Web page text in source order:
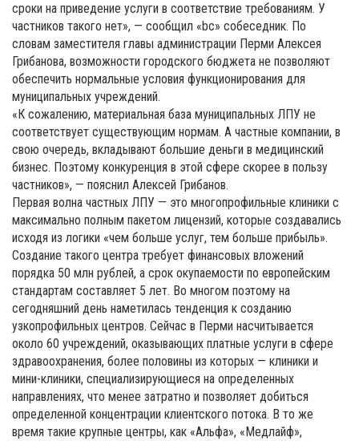
сроки на приведение услуги в соответствие требованиям. У
частников такого нет», — сообщил «bc» собеседник. По
словам заместителя главы администрации Перми Алексея
Грибанова, возможности городского бюджета не позволяют
обеспечить нормальные условия функционирования для
муниципальных учреждений.
«К сожалению, материальная база муниципальных ЛПУ не
соответствует существующим нормам. А частные компании, в
свою очередь, вкладывают большие деньги в медицинский
бизнес. Поэтому конкуренция в этой сфере скорее в пользу
частников», — пояснил Алексей Грибанов.
Первая волна частных ЛПУ — это многопрофильные клиники с
максимально полным пакетом лицензий, которые создавались
исходя из логики «чем больше услуг, тем больше прибыль».
Создание такого центра требует финансовых вложений
порядка 50 млн рублей, а срок окупаемости по европейским
стандартам составляет 5 лет. Во многом поэтому на
сегодняшний день наметилась тенденция к созданию
узкопрофильных центров. Сейчас в Перми насчитывается
около 60 учреждений, оказывающих платные услуги в сфере
здравоохранения, более половины из которых — клиники и
мини-клиники, специализирующиеся на определенных
направлениях, что менее затратно и позволяет добиться
определенной концентрации клиентского потока. В то же
время такие крупные центры, как «Альфа», «Медлайф»,